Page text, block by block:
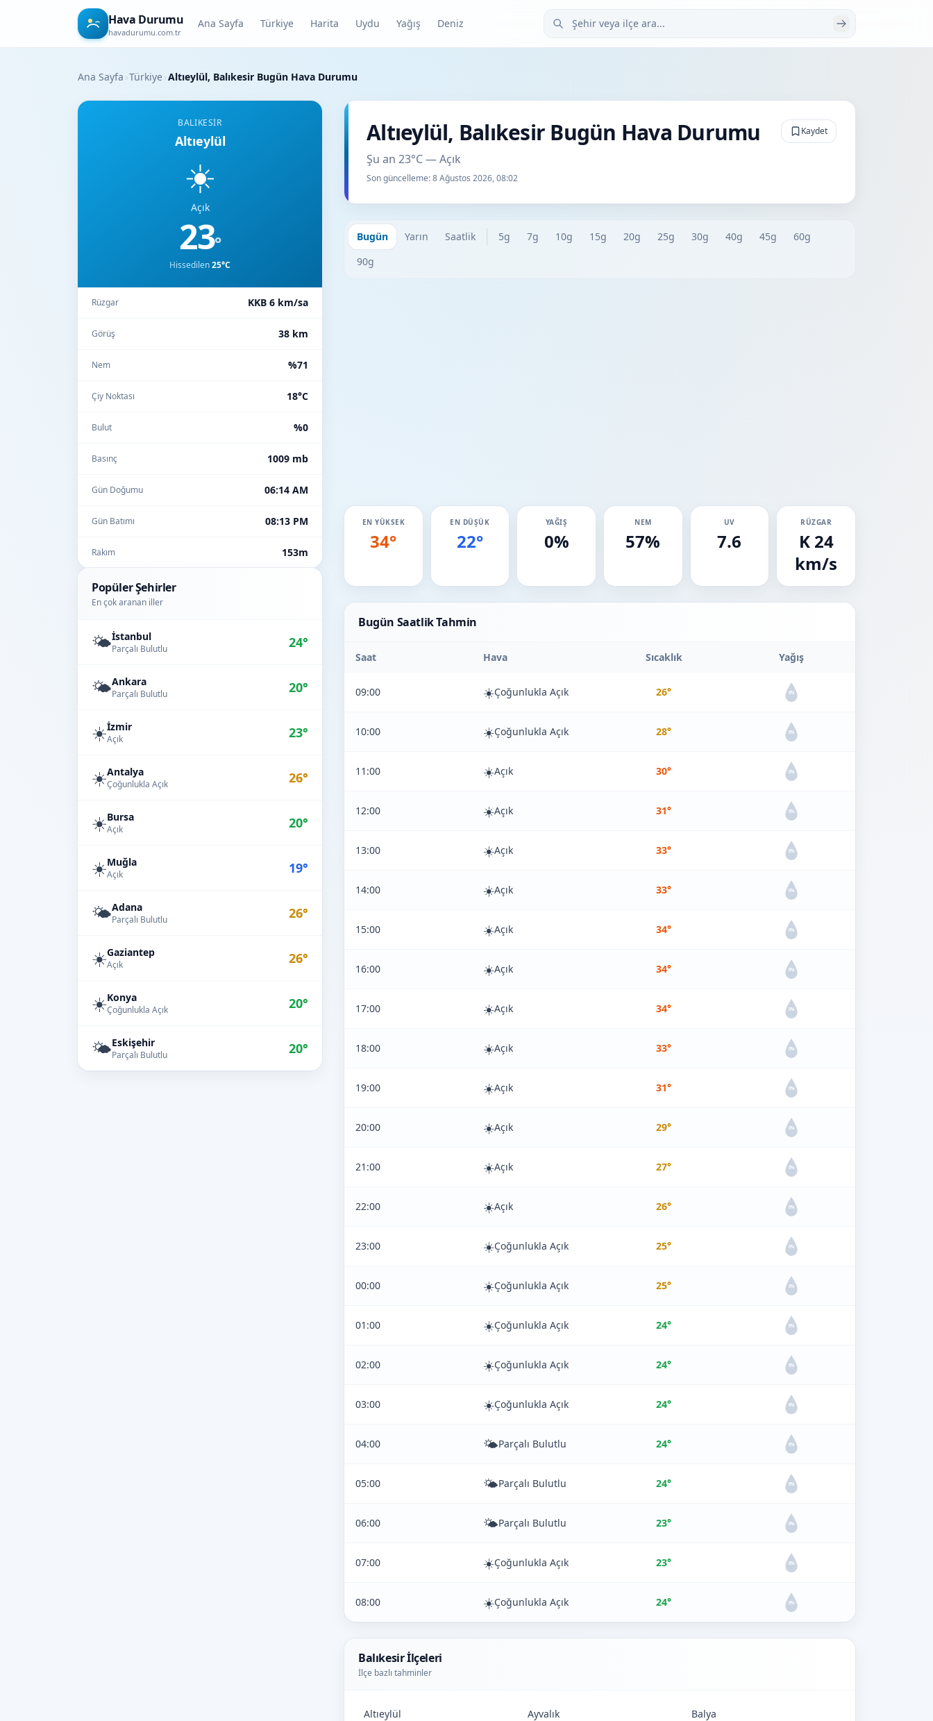
Hava Durumu
havadurumu.com.tr
Ana Sayfa Türkiye Harita Uydu Yağış Deniz Şehir veya ilçe ara
Ana Sayfa ›Türkiye›Altıeylül, Balıkesir Bugün Hava Durumu
BALIKESIR
Altıeylül
☀️
Açık
23°
Hissedilen25°C
Rüzgar KKB 6 km/sa
Görüş 38 km
Nem %71
Çiy Noktası 18°C
Bulut %0
Basınç 1009 mb
Gün Doğumu 06:14 AM
Gün Batımı 08:13 PM
Rakım 153m
Popüler Şehirler
En çok aranan iller
🌤️İstanbul
Parçalı Bulutlu 24°
🌤️Ankara
Parçalı Bulutlu 20°
☀️İzmir
Açık 23°
☀️Antalya
Çoğunlukla Açık 26°
☀️Bursa
Açık 20°
☀️Muğla
Açık 19°
🌤️Adana
Parçalı Bulutlu 26°
☀️Gaziantep
Açık 26°
☀️Konya
Çoğunlukla Açık 20°
🌤️Eskişehir
Parçalı Bulutlu 20°
Altıeylül, Balıkesir Bugün Hava Durumu
Şu an 23°C — Açık
Son güncelleme:8 Ağustos 2026, 08:02
Kaydet
Bugün Yarın Saatlik 5g 7g 10g 15g 20g 25g 30g 40g 45g
60g
90g
EN YÜKSEK
34°
EN DÜŞÜK
22°
YAĞIŞ
0%
NEM
57%
UV
7.6
RÜZGAR
K 24
km/s
Bugün Saatlik Tahmin
Saat Hava Sıcaklık Yağış
09:00 ☀️Çoğunlukla Açık 26° 0%
10:00 ☀️Çoğunlukla Açık 28° 0%
11:00 ☀️Açık 30° 0%
12:00 ☀️Açık 31° 0%
13:00 ☀️Açık 33° 0%
14:00 ☀️Açık 33° 0%
15:00 ☀️Açık 34° 0%
16:00 ☀️Açık 34° 0%
17:00 ☀️Açık 34° 0%
18:00 ☀️Açık 33° 0%
19:00 ☀️Açık 31° 0%
20:00 ☀️Açık 29° 0%
21:00 ☀️Açık 27° 0%
22:00 ☀️Açık 26° 0%
23:00 ☀️Çoğunlukla Açık 25° 0%
00:00 ☀️Çoğunlukla Açık 25° 0%
01:00 ☀️Çoğunlukla Açık 24° 0%
02:00 ☀️Çoğunlukla Açık 24° 0%
03:00 ☀️Çoğunlukla Açık 24° 0%
04:00 🌤️Parçalı Bulutlu 24° 0%
05:00 🌤️Parçalı Bulutlu 24° 0%
06:00 🌤️Parçalı Bulutlu 23° 0%
07:00 ☀️Çoğunlukla Açık 23° 0%
08:00 ☀️Çoğunlukla Açık 24° 0%
Balıkesir İlçeleri
İlçe bazlı tahminler
Altıeylül Ayvalık Balya